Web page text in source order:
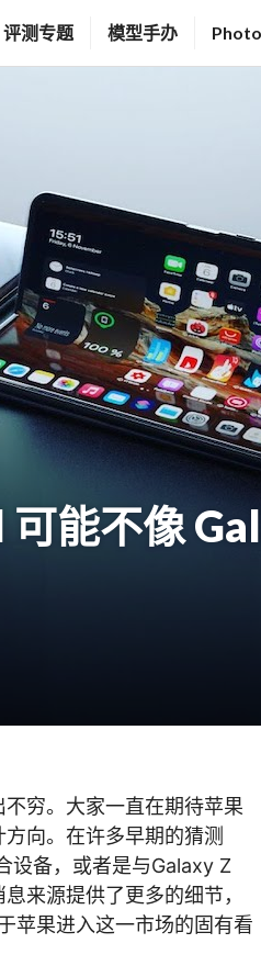
评测专题 模型手办
能不像
穷。大家一直在期待苹果
向。在许多早期的猜测
设备，或者是与Galaxy Z
来源提供了更多的细节，
苹果进入这一市场的固有看